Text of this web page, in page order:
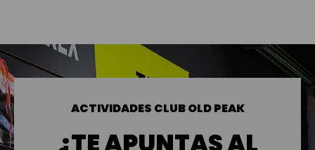
ACTIVIDADES CLUB OLD PEAK